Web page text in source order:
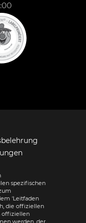
spezifischen
'Leitfaden
die offiziellen
offiziellen